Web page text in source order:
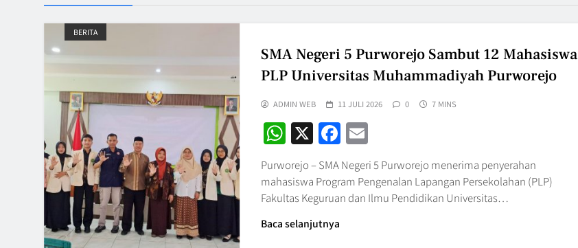
BERITA
SMA Negeri 5 Purworejo Sambut 12 Mahasiswa
PLP Universitas Muhammadiyah Purworejo
ADMIN WEB 11 JULI 2026 0 7 MINS
WhatsApp
X Facebook
Email
Purworejo – SMA Negeri 5 Purworejo menerima penyerahan
mahasiswa Program Pengenalan Lapangan Persekolahan (PLP)
Fakultas Keguruan dan Ilmu Pendidikan Universitas…
Baca selanjutnya